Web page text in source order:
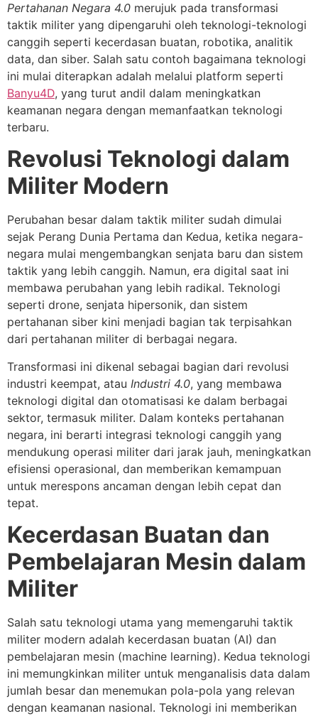
Pertahanan Negara 4.0 merujuk pada transformasi
taktik militer yang dipengaruhi oleh teknologi-teknologi
canggih seperti kecerdasan buatan, robotika, analitik
data, dan siber. Salah satu contoh bagaimana teknologi
ini mulai diterapkan adalah melalui platform seperti
Banyu4D, yang turut andil dalam meningkatkan
keamanan negara dengan memanfaatkan teknologi
terbaru.
Revolusi Teknologi dalam
Militer Modern
Perubahan besar dalam taktik militer sudah dimulai
sejak Perang Dunia Pertama dan Kedua, ketika negara-
negara mulai mengembangkan senjata baru dan sistem
taktik yang lebih canggih. Namun, era digital saat ini
membawa perubahan yang lebih radikal. Teknologi
seperti drone, senjata hipersonik, dan sistem
pertahanan siber kini menjadi bagian tak terpisahkan
dari pertahanan militer di berbagai negara.
Transformasi ini dikenal sebagai bagian dari revolusi
industri keempat, atau Industri 4.0, yang membawa
teknologi digital dan otomatisasi ke dalam berbagai
sektor, termasuk militer. Dalam konteks pertahanan
negara, ini berarti integrasi teknologi canggih yang
mendukung operasi militer dari jarak jauh, meningkatkan
efisiensi operasional, dan memberikan kemampuan
untuk merespons ancaman dengan lebih cepat dan
tepat.
Kecerdasan Buatan dan
Pembelajaran Mesin dalam
Militer
Salah satu teknologi utama yang memengaruhi taktik
militer modern adalah kecerdasan buatan (AI) dan
pembelajaran mesin (machine learning). Kedua teknologi
ini memungkinkan militer untuk menganalisis data dalam
jumlah besar dan menemukan pola-pola yang relevan
dengan keamanan nasional. Teknologi ini memberikan